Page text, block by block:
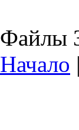
Файлы
Начало |